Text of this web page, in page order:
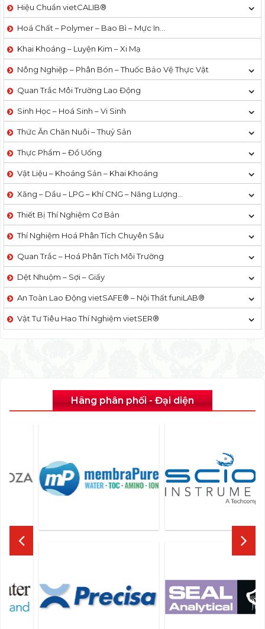
Hiệu Chuẩn vietCALIB®
Hoá Chất – Polymer – Bao Bì – Mực In…
Khai Khoáng – Luyện Kim – Xi Mạ
Nông Nghiệp – Phân Bón – Thuốc Bảo Vệ Thực Vật
Quan Trắc Môi Trường Lao Động
Sinh Học – Hoá Sinh – Vi Sinh
Thức Ăn Chăn Nuôi – Thuỷ Sản
Thực Phẩm – Đồ Uống
Vật Liệu – Khoáng Sản – Khai Khoáng
Xăng – Dầu – LPG – Khí CNG – Năng Lượng…
Thiết Bị Thí Nghiệm Cơ Bản
Thí Nghiệm Hoá Phân Tích Chuyên Sâu
Quan Trắc – Hoá Phân Tích Môi Trường
Dệt Nhuộm – Sợi – Giấy
An Toàn Lao Động vietSAFE® – Nội Thất funiLAB®
Vật Tư Tiêu Hao Thí Nghiệm vietSER®
Hãng phân phối - Đại diện